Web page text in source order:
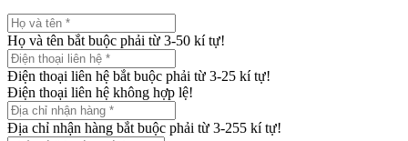
Họ và tên bắt buộc phải từ 3-50 kí tự!
Điện thoại liên hệ bắt buộc phải từ 3-25 kí tự!
Điện thoại liên hệ không hợp lệ!
Địa chỉ nhận hàng bắt buộc phải từ 3-255 kí tự!